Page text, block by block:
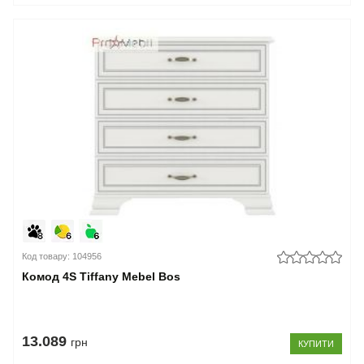
Код товару: 104956
Комод 4S Tiffany Mebel Bos
13.089 грн КУПИТИ